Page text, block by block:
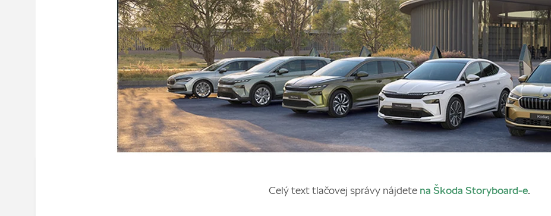
Celý text tlačovej správy nájdete na Škoda Storyboard-e.